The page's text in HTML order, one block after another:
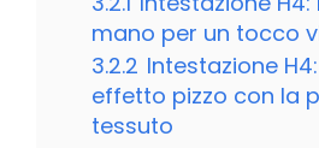
mano per un tocco
3.2.2 Intestazione
effetto pizzo con la
tessuto